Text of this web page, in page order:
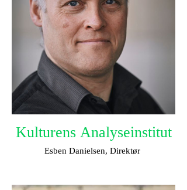
Kulturens Analyseinstitut
Esben Danielsen, Direktør